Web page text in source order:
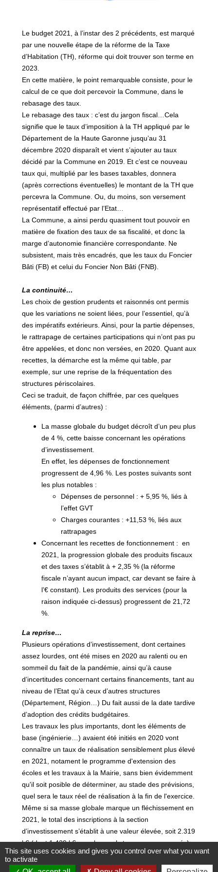
Le budget 2021, à l’instar des 2 précédents, est marqué
par une nouvelle étape de la réforme de la Taxe
d’Habitation (TH), réforme qui doit trouver son terme en
2023.
En cette matière, le point remarquable consiste, pour le
calcul de ce que doit percevoir la Commune, dans le
rebasage des taux.
Le rebasage des taux : c’est du jargon fiscal…Cela
signifie que le taux d’imposition à la TH appliqué par le
Département de la Haute Garonne jusqu’au 31
décembre 2020 disparaît et vient s’ajouter au taux
décidé par la Commune en 2019. Et c’est ce nouveau
taux qui, multiplié par les bases taxables, donnera
(après corrections éventuelles) le montant de la TH que
percevra la Commune. Ou, du moins, son versement
représentatif effectué par l’Etat…
La Commune, a ainsi perdu quasiment tout pouvoir en
matière de fixation des taux de sa fiscalité, et donc la
marge d’autonomie financière correspondante. Ne
subsistent, mais très encadrés, que les taux du Foncier
Bâti (FB) et celui du Foncier Non Bâti (FNB).
La continuité…
Les choix de gestion prudents et raisonnés ont permis
que les variations ne soient liées, pour l’essentiel, qu’à
des impératifs extérieurs. Ainsi, pour la partie dépenses,
le rattrapage de certaines participations qui n’ont pas pu
être appelées, et donc non versées, en 2020. Quant aux
recettes, la démarche est la même qui table, par
exemple, sur une reprise de la fréquentation des
structures périscolaires.
Ceci se traduit, de façon chiffrée, par ces quelques
éléments, (parmi d’autres) :
La masse globale du budget décroît d’un peu plus
de 4 %, cette baisse concernant les opérations
d’investissement.
En effet, les dépenses de fonctionnement
progressent de 4,96 %. Les postes suivants sont
les plus notables :
Dépenses de personnel : + 5,95 %, liés à
l’effet GVT
Charges courantes : +11,53 %, liés aux
rattrapages
Concernant les recettes de fonctionnement : en
2021, la progression globale des produits fiscaux
et des taxes s’établit à + 2,35 % (la réforme
fiscale n’ayant aucun impact, car devant se faire à
l’€ constant). Les produits des services (pour la
raison indiquée ci-dessus) progressent de 21,72
%.
La reprise…
Plusieurs opérations d’investissement, dont certaines
assez lourdes, ont été mises en 2020 au ralenti ou en
sommeil du fait de la pandémie, ainsi qu’à cause
d’incertitudes concernant certains financements, tant au
niveau de l’Etat qu’à ceux d’autres structures
(Département, Région…) Du fait aussi de la date tardive
d’adoption des crédits budgétaires.
Les travaux les plus importants, dont les éléments de
base (ingénierie…) avaient été initiés en 2020 vont
connaître un taux de réalisation sensiblement plus élevé
en 2021, notament le programme d'extension des
écoles et les travaux à la Mairie, sans bien évidemment
qu'il soit posible de déterminer, au stade des prévisions,
quel sera le taux réel de réalisation à la fin de l'exercice.
Même si sa masse globale marque un fléchissement en
2021, le total des inscriptions à la section
d’investissement s’établit à une valeur élevée, soit 2.319
k€ (dont 1.429 k€ pour les seuls travaux programmés).
A noter qu’il n’est prévu de recourir à l’emprunt en 2021
qu’à hauteur de 125 k€.
This site uses cookies and gives you control over what you want
to activate